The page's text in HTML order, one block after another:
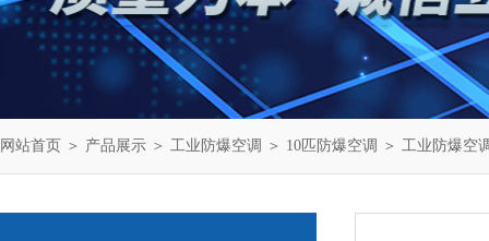
网站首页 ＞ 产品展示 ＞ 工业防爆空调 ＞ 10匹防爆空调 ＞ 工业防爆空